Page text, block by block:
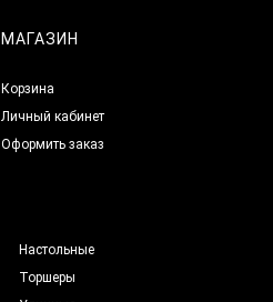
МАГАЗИН
Корзина
Личный кабинет
Оформить заказ
Настольные
Торшеры